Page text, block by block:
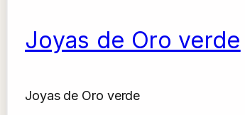
Joyas de Oro verde
Joyas de Oro verde